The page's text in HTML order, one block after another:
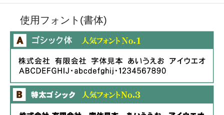
使用フォント(書体)